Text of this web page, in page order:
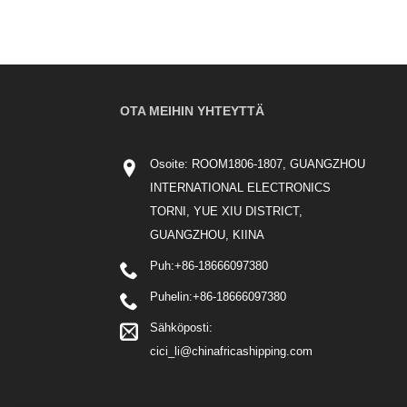
OTA MEIHIN YHTEYTTÄ
Osoite: ROOM1806-1807, GUANGZHOU
INTERNATIONAL ELECTRONICS
TORNI, YUE XIU DISTRICT,
GUANGZHOU, KIINA
Puh:+86-18666097380
Puhelin:+86-18666097380
Sähköposti:
cici_li@chinafricashipping.com